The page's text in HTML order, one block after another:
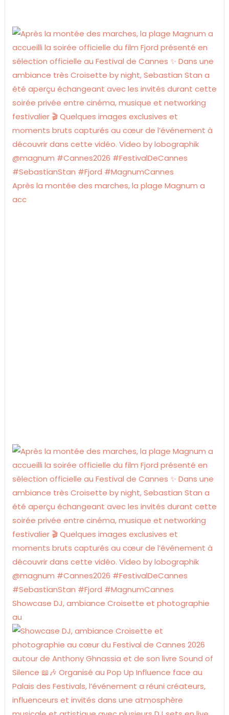
Après la montée des marches, la plage Magnum a
acc
Showcase DJ, ambiance Croisette et photographie
au